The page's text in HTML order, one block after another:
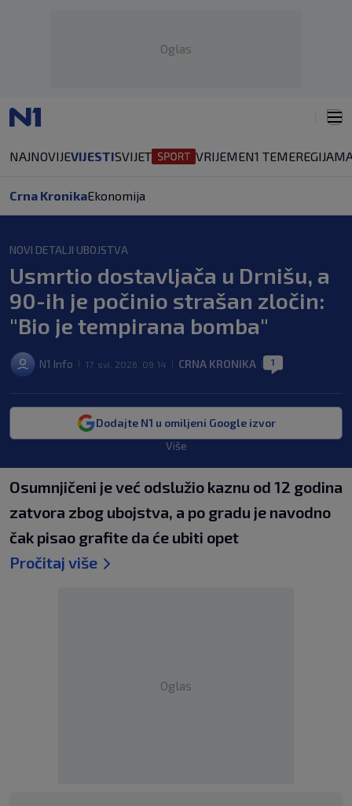
Oglas
NAJNOVIJEVIJESTISVIJET VRIJEMEN1 TEMEREGIJA
Crna KronikaEkonomija
NOVI DETALJI UBOJSTVA
Usmrtio dostavljača u Drnišu, a
90-ih je počinio strašan zločin:
"Bio je tempirana bomba"
N1 Info 17. svi. 2026. 09:14 CRNA KRONIKA 1
Dodajte N1 u omiljeni Google izvor
Više
Osumnjičeni je već odslužio kaznu od 12 godina
zatvora zbog ubojstva, a po gradu je navodno
čak pisao grafite da će ubiti opet
Pročitaj više
Oglas